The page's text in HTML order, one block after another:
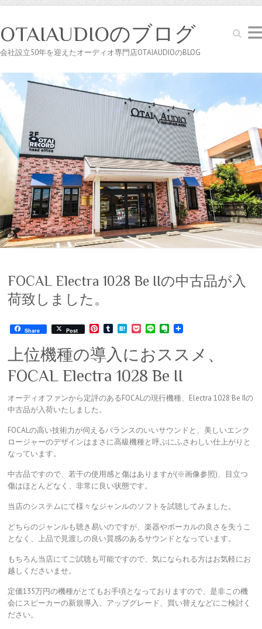
Search
OTAIAUDIOのブログ
会社設立50年を迎えたオーディオ専門店OTAIAUDIOのBLOG
FOCAL Electra 1028 Be IIの中古品が入
荷致しました。
Share Post
P
n
t
e
r
e
s
t
T
m
b
H
t
e
a
P
c
k
e
t
L
n
e
E
r
e
上位機種の導入におススメ、
FOCAL Electra 1028 Be II
オーディオファンから定評のあるFOCALの現行機種、Electra 1028 Be IIの
中古品が入荷いたしました。
FOCALの高い技術力が伺えるバランスのいいサウンドと、美しいエンク
ロージャーのデザインはまさに高級機種と呼ぶにふさわしい仕上がりと
なっています。
中古品ですので、若干の使用感と傷はありますが(※画像参照)、目立つ
傷はほとんどなく、非常に良い状態です。
当店のシステムにて様々なジャンルのソフトを試聴してみました。
どちらのジャンルも聴き易いのですが、楽器やボーカルの良さを失うこ
となく、上品で見渡しの良い質感のあるサウンドとなっています。
もちろん当店にてご試聴も可能ですので、気になられる方はお気軽にお
越しくださいませ。
定価135万円の機種がとてもお手頃となっておりますので、是非この機
会にスピーカーの新規導入、アップグレード、買い替えなどにご検討く
ださい。